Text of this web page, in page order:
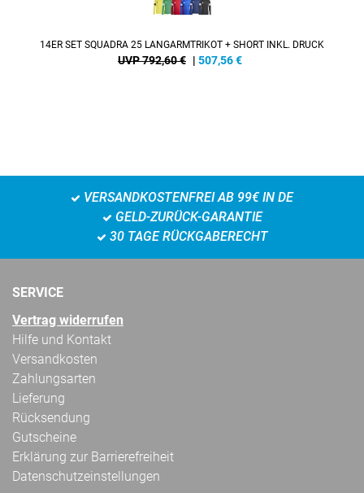
14ER SET SQUADRA 25 LANGARMTRIKOT + SHORT INKL. DRUCK
UVP 792,60 € | 507,56€
VERSANDKOSTENFREI AB 99€ IN DE
GELD-ZURÜCK-GARANTIE
30 TAGE RÜCKGABERECHT
SERVICE
Vertrag widerrufen
Hilfe und Kontakt
Versandkosten
Zahlungsarten
Lieferung
Rücksendung
Gutscheine
Erklärung zur Barrierefreiheit
Datenschutzeinstellungen